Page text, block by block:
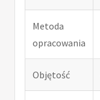
Metoda
opracowania
Objętość